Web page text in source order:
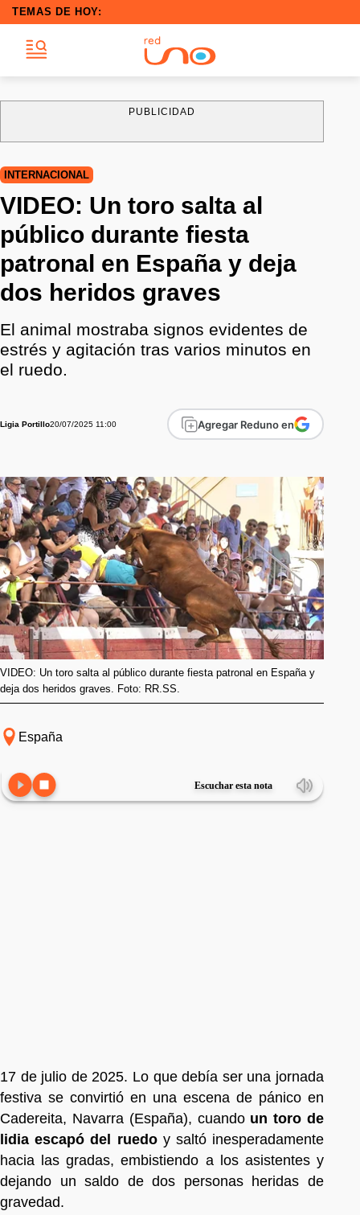
TEMAS DE HOY:
PUBLICIDAD
INTERNACIONAL
VIDEO: Un toro salta al
público durante fiesta
patronal en España y deja
dos heridos graves
El animal mostraba signos evidentes de
estrés y agitación tras varios minutos en
el ruedo.
Ligia Portillo20/07/2025 11:00 Agregar Reduno en
VIDEO: Un toro salta al público durante fiesta patronal en España y
deja dos heridos graves. Foto: RR.SS.
España
Escuchar esta nota
17 de julio de 2025. Lo que debía ser una jornada
festiva se convirtió en una escena de pánico en
Cadereita, Navarra (España), cuando un toro de
lidia escapó del ruedo y saltó inesperadamente
hacia las gradas, embistiendo a los asistentes y
dejando un saldo de dos personas heridas de
gravedad.